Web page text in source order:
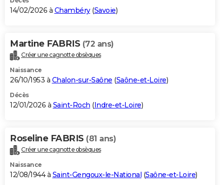
14/02/2026 à Chambéry(Savoie)
Martine FABRIS (72 ans)
Créer une cagnotte obsèques
Naissance
26/10/1953 à Chalon-sur-Saône (Saône-et-Loire)
Décès
12/01/2026 à Saint-Roch (Indre-et-Loire)
Roseline FABRIS (81 ans)
Créer une cagnotte obsèques
Naissance
12/08/1944 à Saint-Gengoux-le-National (Saône-et-Loire)